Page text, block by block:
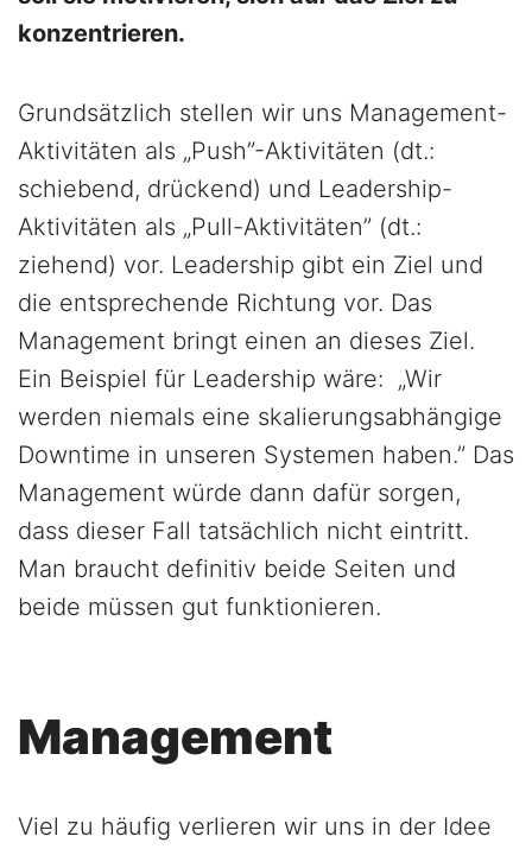
konzentrieren.
Grundsätzlich stellen wir uns Management-
Aktivitäten als „Push”-Aktivitäten (dt.:
schiebend, drückend) und Leadership-
Aktivitäten als „Pull-Aktivitäten” (dt.:
ziehend) vor. Leadership gibt ein Ziel und
die entsprechende Richtung vor. Das
Management bringt einen an dieses Ziel.
Ein Beispiel für Leadership wäre: „Wir
werden niemals eine skalierungsabhängige
Downtime in unseren Systemen haben.” Das
Management würde dann dafür sorgen,
dass dieser Fall tatsächlich nicht eintritt.
Man braucht definitiv beide Seiten und
beide müssen gut funktionieren.
Management
Viel zu häufig verlieren wir uns in der Idee